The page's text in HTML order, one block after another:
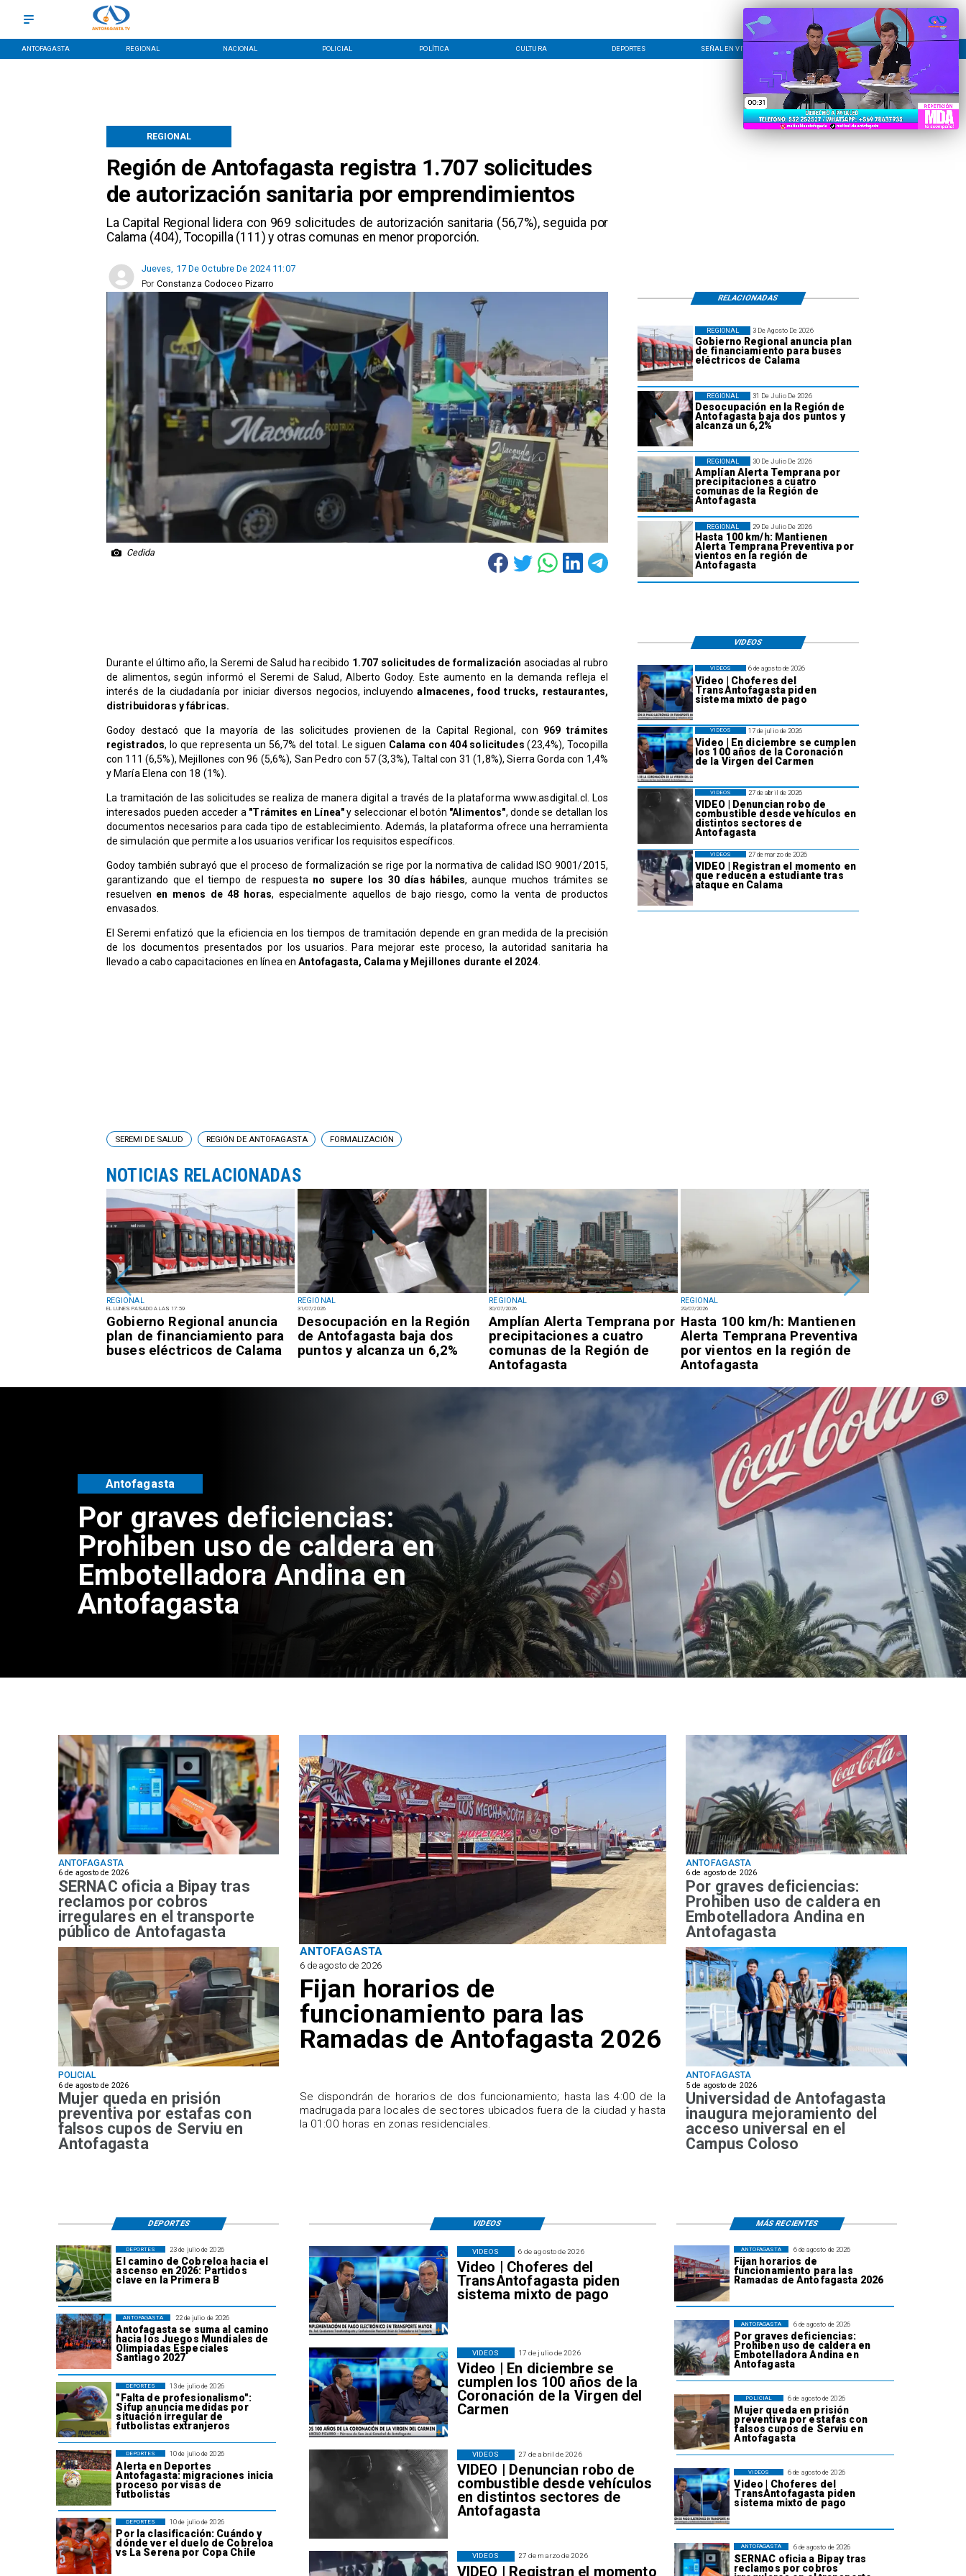
ANTOFAGASTA REGIONAL NACIONAL POLICIAL POLÍTICA CULTURA DEPORTES SEÑAL EN VIVO CONTACTO LÍNEA EDITORIAL
Región de Antofagasta registra 1.707 solicitudes
de autorización sanitaria por emprendimientos
​La Capital Regional lidera con 969 solicitudes de autorización sanitaria (56,7%), seguida por
Calama (404), Tocopilla (111) y otras comunas en menor proporción.
REGIONAL
Jueves, 17 De Octubre De 2024 11:07
Constanza Codoceo Pizarro
Por
Cedida
3 De Agosto De 2026
Gobierno Regional anuncia plan
de financiamiento para buses
eléctricos de Calama
REGIONAL
31 De Julio De 2026
Desocupación en la Región de
Antofagasta baja dos puntos y
alcanza un 6,2%
REGIONAL
30 De Julio De 2026
Amplían Alerta Temprana por
precipitaciones a cuatro
comunas de la Región de
Antofagasta
REGIONAL
29 De Julio De 2026
Hasta 100 km/h: Mantienen
Alerta Temprana Preventiva por
vientos en la región de
Antofagasta
REGIONAL
RELACIONADAS
Durante el último año, la Seremi de Salud ha recibido 1.707 solicitudes de formalización asociadas al rubro
de alimentos, según informó el Seremi de Salud, Alberto Godoy. Este aumento en la demanda refleja el
interés de la ciudadanía por iniciar diversos negocios, incluyendoalmacenes, food trucks, restaurantes,
distribuidoras y fábricas.
Godoy destacó que la mayoría de las solicitudes provienen de la Capital Regional, con 969 trámites
registrados, lo que representa un 56,7% del total. Le siguen Calama con 404 solicitudes(23,4%), Tocopilla
con 111 (6,5%), Mejillones con 96 (5,6%), San Pedro con 57 (3,3%), Taltal con 31 (1,8%), Sierra Gorda con 1,4%
y María Elena con 18 (1%).
La tramitación de las solicitudes se realiza de manera digital a través de la plataforma www.asdigital.cl. Los
interesados pueden acceder a "Trámites en Línea"y seleccionar el botón "Alimentos", donde se detallan los
documentos necesarios para cada tipo de establecimiento. Además, la plataforma ofrece una herramienta
de simulación que permite a los usuarios verificar los requisitos específicos.
Godoy también subrayó que el proceso de formalización se rige por la normativa de calidad ISO 9001/2015,
garantizando que el tiempo de respuesta no supere los 30 días hábiles, aunque muchos trámites se
resuelven en menos de 48 horas, especialmente aquellos de bajo riesgo, como la venta de productos
envasados.
El Seremi enfatizó que la eficiencia en los tiempos de tramitación depende en gran medida de la precisión
de los documentos presentados por los usuarios. Para mejorar este proceso, la autoridad sanitaria ha
llevado a cabo capacitaciones en línea enAntofagasta, Calama y Mejillones durante el 2024.
VIDEOS
6 de agosto de 2026
Video | Choferes del
TransAntofagasta piden
sistema mixto de pago
VIDEOS
17 de julio de 2026
Video | En diciembre se cumplen
los 100 años de la Coronación
de la Virgen del Carmen
VIDEOS
27 de abril de 2026
VIDEO | Denuncian robo de
combustible desde vehículos en
distintos sectores de
Antofagasta
VIDEOS
27 de marzo de 2026
VIDEO | Registran el momento en
que reducen a estudiante tras
ataque en Calama
VIDEOS
REGIONAL
EL LUNES PASADO A LAS 17:59
Gobierno Regional anuncia
plan de financiamiento para
buses eléctricos de Calama
REGIONAL
31/07/2026
Desocupación en la Región
de Antofagasta baja dos
puntos y alcanza un 6,2%
REGIONAL
30/07/2026
Amplían Alerta Temprana por
precipitaciones a cuatro
comunas de la Región de
Antofagasta
REGIONAL
29/07/2026
Hasta 100 km/h: Mantienen
Alerta Temprana Preventiva
por vientos en la región de
Antofagasta
SEREMI DE SALUD REGIÓN DE ANTOFAGASTA FORMALIZACIÓN
NOTICIAS RELACIONADAS
Por graves deficiencias:
Prohiben uso de caldera en
Embotelladora Andina en
Antofagasta
Antofagasta
ANTOFAGASTA
6 de agosto de 2026
SERNAC oficia a Bipay tras
reclamos por cobros
irregulares en el transporte
público de Antofagasta
ANTOFAGASTA
6 de agosto de 2026
Fijan horarios de
funcionamiento para las
Ramadas de Antofagasta 2026
Se dispondrán de horarios de dos funcionamiento; hasta las 4:00 de la
madrugada para locales de sectores ubicados fuera de la ciudad y hasta
la 01:00 horas en zonas residenciales.
POLICIAL
6 de agosto de 2026
Mujer queda en prisión
preventiva por estafas con
falsos cupos de Serviu en
Antofagasta
ANTOFAGASTA
6 de agosto de 2026
Por graves deficiencias:
Prohiben uso de caldera en
Embotelladora Andina en
Antofagasta
ANTOFAGASTA
5 de agosto de 2026
Universidad de Antofagasta
inaugura mejoramiento del
acceso universal en el
Campus Coloso
6 de agosto de 2026
Fijan horarios de
funcionamiento para las
Ramadas de Antofagasta 2026
ANTOFAGASTA
6 de agosto de 2026
Por graves deficiencias:
Prohiben uso de caldera en
Embotelladora Andina en
Antofagasta
ANTOFAGASTA
6 de agosto de 2026
Mujer queda en prisión
preventiva por estafas con
falsos cupos de Serviu en
Antofagasta
POLICIAL
6 de agosto de 2026
Video | Choferes del
TransAntofagasta piden
sistema mixto de pago
VIDEOS
6 de agosto de 2026
SERNAC oficia a Bipay tras
reclamos por cobros
ANTOFAGASTA
23 de julio de 2026
El camino de Cobreloa hacia el
ascenso en 2026: Partidos
clave en la Primera B
DEPORTES
22 de julio de 2026
Antofagasta se suma al camino
hacia los Juegos Mundiales de
Olimpiadas Especiales
Santiago 2027
ANTOFAGASTA
13 de julio de 2026
"Falta de profesionalismo":
Sifup anuncia medidas por
situación irregular de
futbolistas extranjeros
DEPORTES
10 de julio de 2026
Alerta en Deportes
Antofagasta: migraciones inicia
proceso por visas de
futbolistas
DEPORTES
10 de julio de 2026
Por la clasificación: Cuándo y
dónde ver el duelo de Cobreloa
vs La Serena por Copa Chile
DEPORTES
6 de agosto de 2026
Video | Choferes del
TransAntofagasta piden
sistema mixto de pago
VIDEOS
17 de julio de 2026
Video | En diciembre se
cumplen los 100 años de la
Coronación de la Virgen del
Carmen
VIDEOS
27 de abril de 2026
VIDEO | Denuncian robo de
combustible desde vehículos
en distintos sectores de
Antofagasta
VIDEOS
27 de marzo de 2026
VIDEO | Registran el momento
VIDEOS
VIDEOS
DEPORTES MÁS RECIENTES